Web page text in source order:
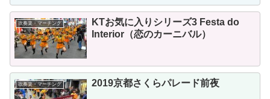
吹奏楽・マーチング
KTお気に入りシリーズ3 Festa do
Interior（恋のカーニバル）
吹奏楽・マーチング 2019京都さくらパレード前夜